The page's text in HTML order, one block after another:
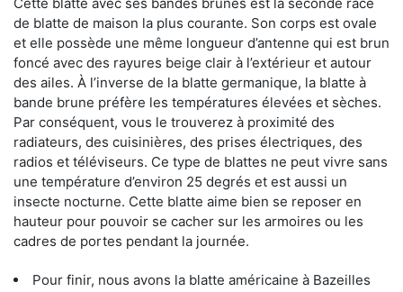
de blatte de maison la plus courante. Son corps est ovale
et elle possède une même longueur d’antenne qui est brun
foncé avec des rayures beige clair à l’extérieur et autour
des ailes. À l’inverse de la blatte germanique, la blatte à
bande brune préfère les températures élevées et sèches.
Par conséquent, vous le trouverez à proximité des
radiateurs, des cuisinières, des prises électriques, des
radios et téléviseurs. Ce type de blattes ne peut vivre sans
une température d’environ 25 degrés et est aussi un
insecte nocturne. Cette blatte aime bien se reposer en
hauteur pour pouvoir se cacher sur les armoires ou les
cadres de portes pendant la journée.
Pour finir, nous avons la blatte américaine à Bazeilles